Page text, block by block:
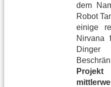
dem
Robot
einige
Nirvana